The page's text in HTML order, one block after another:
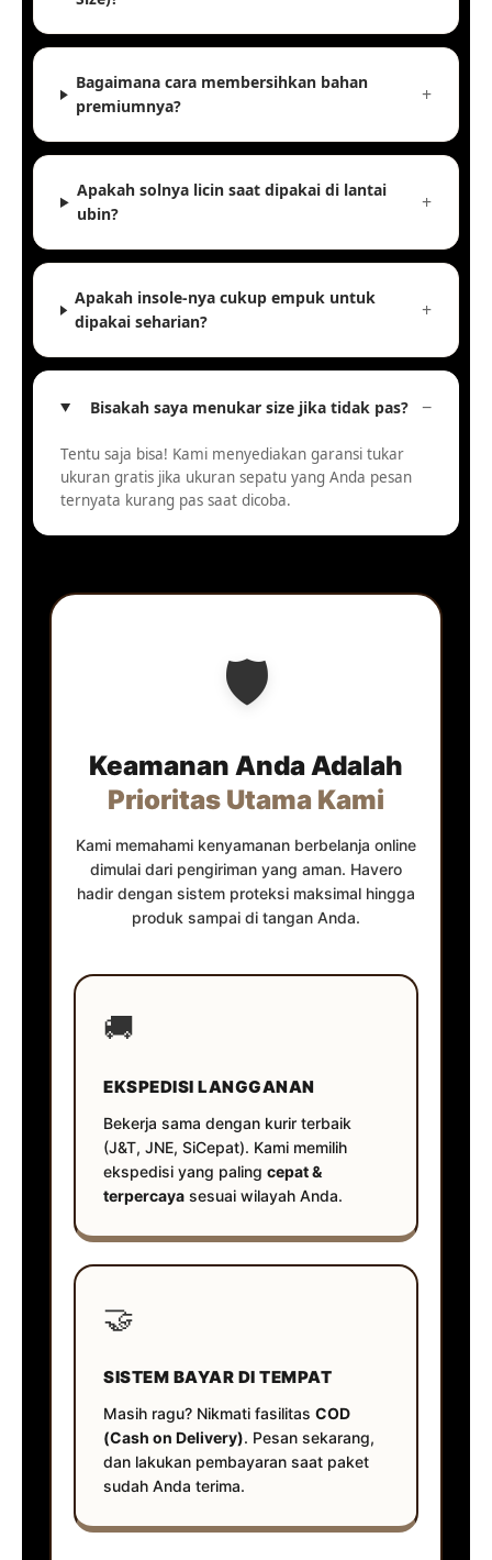
Bagaimana cara membersihkan bahan
premiumnya?
Apakah solnya licin saat dipakai di lantai
ubin?
Apakah insole-nya cukup empuk untuk
dipakai seharian?
Bisakah saya menukar size jika tidak pas?
Tentu saja bisa! Kami menyediakan garansi tukar
ukuran gratis jika ukuran sepatu yang Anda pesan
ternyata kurang pas saat dicoba.
🛡️
Keamanan Anda Adalah
Prioritas Utama Kami
Kami memahami kenyamanan berbelanja online
dimulai dari pengiriman yang aman. Havero
hadir dengan sistem proteksi maksimal hingga
produk sampai di tangan Anda.
🚚
EKSPEDISI LANGGANAN
Bekerja sama dengan kurir terbaik
(J&T, JNE, SiCepat). Kami memilih
ekspedisi yang paling cepat &
terpercaya sesuai wilayah Anda.
🤝
SISTEM BAYAR DI TEMPAT
Masih ragu? Nikmati fasilitas COD
(Cash on Delivery). Pesan sekarang,
dan lakukan pembayaran saat paket
sudah Anda terima.